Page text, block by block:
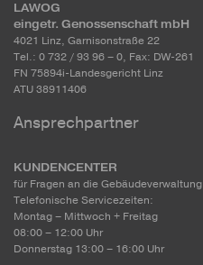
LAWOG
eingetr. Genossenschaft mbH
4021 Linz, Garnisonstraße 22
Tel.: 0 732 / 93 96 – 0, Fax: DW-261
FN 75894i-Landesgericht Linz
ATU 38911406
Ansprechpartner
KUNDENCENTER
für Fragen an die Gebäudeverwaltung
Telefonische Servicezeiten:
Montag – Mittwoch + Freitag
08:00 – 12:00 Uhr
Donnerstag 13:00 – 16:00 Uhr